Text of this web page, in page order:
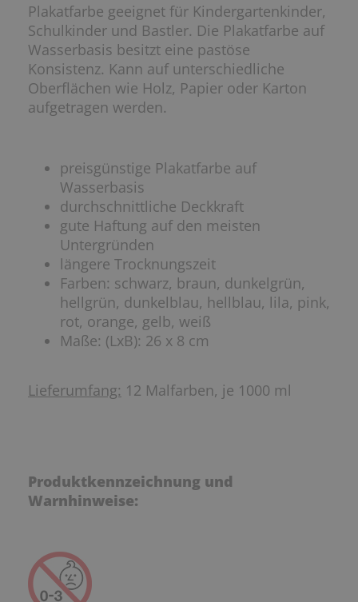
Plakatfarbe geeignet für Kindergartenkinder,
Schulkinder und Bastler. Die Plakatfarbe auf
Wasserbasis besitzt eine pastöse
Konsistenz. Kann auf unterschiedliche
Oberflächen wie Holz, Papier oder Karton
aufgetragen werden.
preisgünstige Plakatfarbe auf
Wasserbasis
durchschnittliche Deckkraft
gute Haftung auf den meisten
Untergründen
längere Trocknungszeit
Farben: schwarz, braun, dunkelgrün,
hellgrün, dunkelblau, hellblau, lila, pink,
rot, orange, gelb, weiß
Maße: (LxB): 26 x 8 cm
Lieferumfang: 12 Malfarben, je 1000 ml
Produktkennzeichnung und
Warnhinweise: